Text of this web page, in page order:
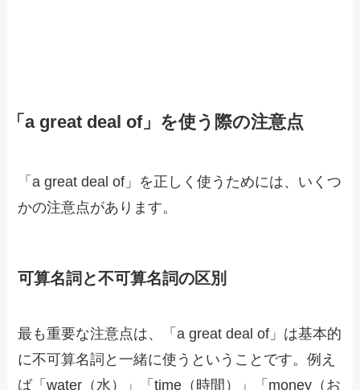
「a great deal of」を使う際の注意点
「a great deal of」を正しく使うためには、いくつ
かの注意点があります。
可算名詞と不可算名詞の区別
最も重要な注意点は、「a great deal of」は基本的
に不可算名詞と一緒に使うということです。例え
ば「water（水）」「time（時間）」「money（お